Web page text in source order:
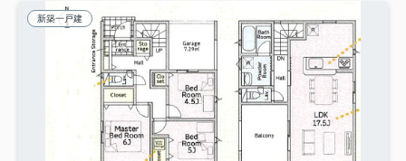
新築一戸建